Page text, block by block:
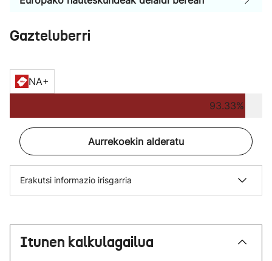
Gazteluberri
NA+
93.33%
Aurrekoekin alderatu
Erakutsi informazio irisgarria
Itunen kalkulagailua